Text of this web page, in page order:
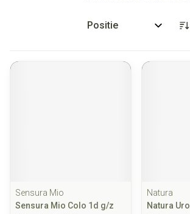
Sorteer op:
Sensura Mio
Sensura Mio Colo 1d g/z
Natura
Natura